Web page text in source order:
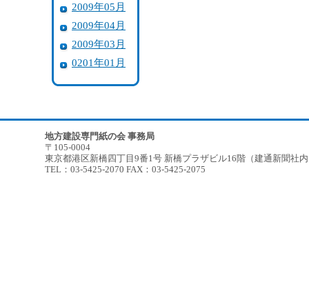
2009年05月
2009年04月
2009年03月
0201年01月
地方建設専門紙の会 事務局
〒105-0004
東京都港区新橋四丁目9番1号 新橋プラザビル16階（建通新聞社
TEL：03-5425-2070 FAX：03-5425-2075